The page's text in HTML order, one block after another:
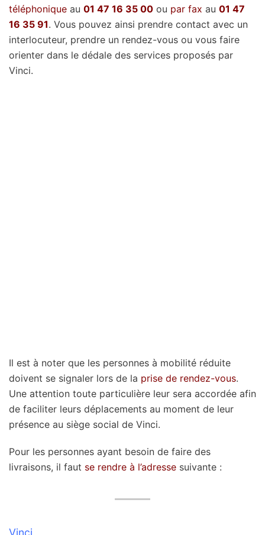
téléphonique au 01 47 16 35 00 ou par fax au 01 47
16 35 91. Vous pouvez ainsi prendre contact avec un
interlocuteur, prendre un rendez-vous ou vous faire
orienter dans le dédale des services proposés par
Vinci.
Il est à noter que les personnes à mobilité réduite
doivent se signaler lors de la prise de rendez-vous.
Une attention toute particulière leur sera accordée afin
de faciliter leurs déplacements au moment de leur
présence au siège social de Vinci.
Pour les personnes ayant besoin de faire des
livraisons, il faut se rendre à l’adresse suivante :
Vinci